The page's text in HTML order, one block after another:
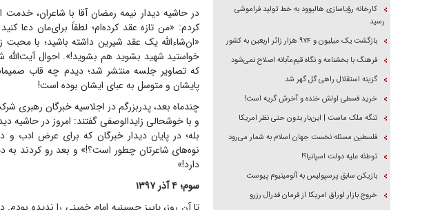
در حاشیه دیدار نیمه رمضان آقا با شاعران،
کردم: «من تازه عقد کرده‌ام؛ لطفاً برای‌مان دعا
خواستید شهید بشوید هم بشوید!». احوال آیت‌الله
که تصاویر جلسه منتشر شد؛ دیدم چه قاب
پایشان و متوسل به عبای ایشان بوده است!
چندماه بعد، پدربزرگم در اجلاسیه خبرگان رهبری
و با خوشحالی زایدالوصفی گفتند: امروز در حاشیه
بله؛ در پایان دیدار خبرگان که برای عرض ادب
نوه‌های شاعرتان چطور است؟!» و بعد رو کردند به
دارد!»
سوم؛ ۴ آذر ۱۳۹۷
کارخانه رؤیاسازی هالیوود به خط تولید فراموشی
رسید
بازگشت یک میلیون و ۹۷۴ هزار زائر اربعین به کشور
فرهنگ با بخشنامه و نگاه قیم‌مآبانه اصلاح نمی‌شود
گزینه استقلال راهی گل گهر شد
خرید قسطی اولش خنده و آخرش گریه است!
تنگه ملک ماست | این‌بار بدون حتی نظر امریکا
فلسطین مسئله نخست جهان اسلام به شمار می‌رود
توطئه علیه دولت اسپانیا؟!
بازیکن سابق پرسپولیس به آلومینیوم پیوست
خروج بازار اوراق امریکا از فرمان فدرال رزرو